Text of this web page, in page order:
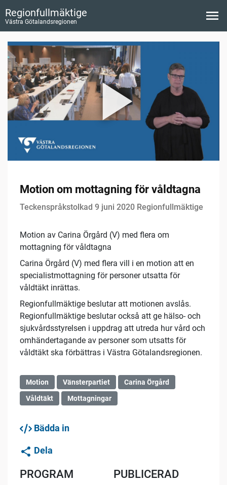
Regionfullmäktige
Västra Götalandsregionen
Motion om mottagning för våldtagna
Teckenspråkstolkad 9 juni 2020 Regionfullmäktige
Motion av Carina Örgård (V) med flera om
mottagning för våldtagna
Carina Örgård (V) med flera vill i en motion att en
specialistmottagning för personer utsatta för
våldtäkt inrättas.
Regionfullmäktige beslutar att motionen avslås.
Regionfullmäktige beslutar också att ge hälso- och
sjukvårdsstyrelsen i uppdrag att utreda hur vård och
omhändertagande av personer som utsatts för
våldtäkt ska förbättras i Västra Götalandsregionen.
Motion Vänsterpartiet
Carina Örgård
Våldtäkt
Mottagningar
Bädda in
Dela
PROGRAM PUBLICERAD